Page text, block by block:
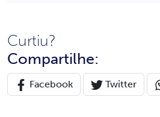
Curtiu?
Compartilhe:
Facebook Twitter